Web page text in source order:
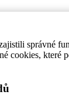
správné
cookies,